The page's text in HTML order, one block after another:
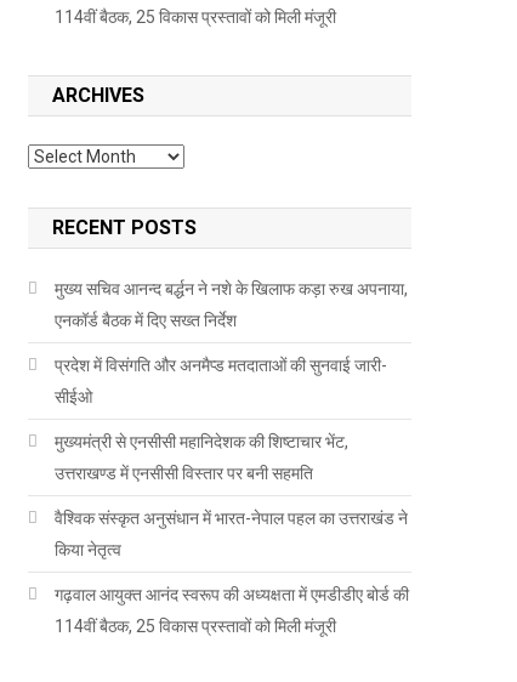
114वीं बैठक, 25 विकास प्रस्तावों को मिली मंजूरी
ARCHIVES
Archives
RECENT POSTS
मुख्य सचिव आनन्द बर्द्धन ने नशे के खिलाफ कड़ा रुख अपनाया,
एनकॉर्ड बैठक में दिए सख्त निर्देश
प्रदेश में विसंगति और अनमैप्ड मतदाताओं की सुनवाई जारी-
सीईओ
मुख्यमंत्री से एनसीसी महानिदेशक की शिष्टाचार भेंट,
उत्तराखण्ड में एनसीसी विस्तार पर बनी सहमति
वैश्विक संस्कृत अनुसंधान में भारत-नेपाल पहल का उत्तराखंड ने
किया नेतृत्व
गढ़वाल आयुक्त आनंद स्वरूप की अध्यक्षता में एमडीडीए बोर्ड की
114वीं बैठक, 25 विकास प्रस्तावों को मिली मंजूरी